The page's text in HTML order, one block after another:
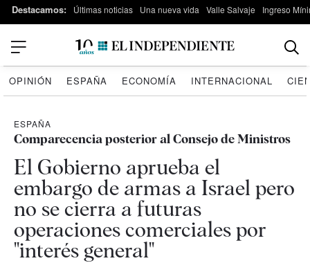
Destacamos: Últimas noticias Una nueva vida Valle Salvaje Ingreso
OPINIÓN ESPAÑA ECONOMÍA INTERNACIONAL
ESPAÑA
Comparecencia posterior al Consejo de Ministros
El Gobierno aprueba el
embargo de armas a Israel pero
no se cierra a futuras
operaciones comerciales por
"interés general"